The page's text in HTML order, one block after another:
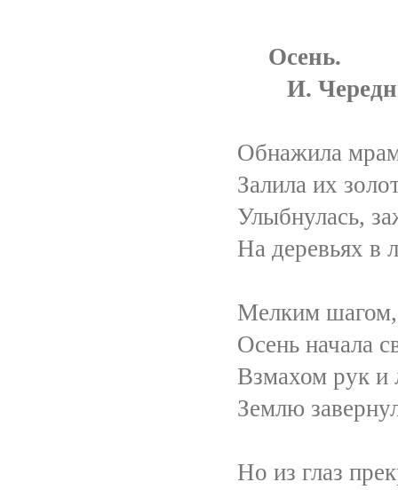
Осень.
И.
Обнажила
Залила их золотом
Улыбнулась,
На деревьях в летнем
Мелким шагом,
Осень начала свой
Взмахом рук и лёгким
Землю завернула в
Но из глаз прекрасных